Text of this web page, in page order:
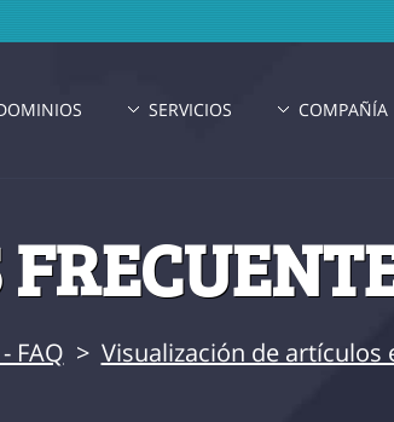
SERVICIOS COMPAÑÍA
FAQ > Visualización de